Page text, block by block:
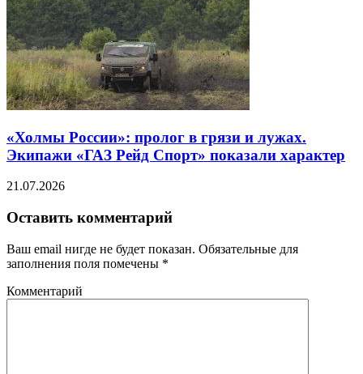
«Холмы России»: пролог в грязи и лужах.
Экипажи «ГАЗ Рейд Спорт» показали характер
21.07.2026
Оставить комментарий
Ваш email нигде не будет показан. Обязательные для
заполнения поля помечены *
Комментарий